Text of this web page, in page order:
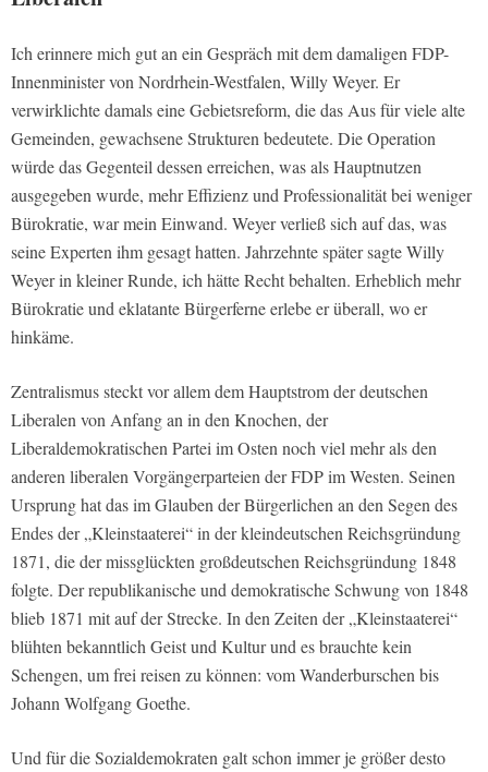
Ich erinnere mich gut an ein Gespräch mit dem damaligen FDP-
Innenminister von Nordrhein-Westfalen, Willy Weyer. Er
verwirklichte damals eine Gebietsreform, die das Aus für viele alte
Gemeinden, gewachsene Strukturen bedeutete. Die Operation
würde das Gegenteil dessen erreichen, was als Hauptnutzen
ausgegeben wurde, mehr Effizienz und Professionalität bei weniger
Bürokratie, war mein Einwand. Weyer verließ sich auf das, was
seine Experten ihm gesagt hatten. Jahrzehnte später sagte Willy
Weyer in kleiner Runde, ich hätte Recht behalten. Erheblich mehr
Bürokratie und eklatante Bürgerferne erlebe er überall, wo er
hinkäme.
Zentralismus steckt vor allem dem Hauptstrom der deutschen
Liberalen von Anfang an in den Knochen, der
Liberaldemokratischen Partei im Osten noch viel mehr als den
anderen liberalen Vorgängerparteien der FDP im Westen. Seinen
Ursprung hat das im Glauben der Bürgerlichen an den Segen des
Endes der „Kleinstaaterei“ in der kleindeutschen Reichsgründung
1871, die der missglückten großdeutschen Reichsgründung 1848
folgte. Der republikanische und demokratische Schwung von 1848
blieb 1871 mit auf der Strecke. In den Zeiten der „Kleinstaaterei“
blühten bekanntlich Geist und Kultur und es brauchte kein
Schengen, um frei reisen zu können: vom Wanderburschen bis
Johann Wolfgang Goethe.
Und für die Sozialdemokraten galt schon immer je größer desto